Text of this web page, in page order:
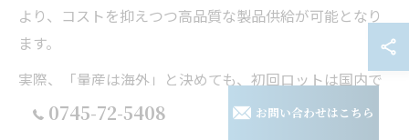
より、コストを抑えつつ高品質な製品供給が可能となり
ます。
実際、「量産は海外」と決めても、初回ロットは国内で
徹底検証し、基準をクリアした後に海外生産へ移行する
0745-72-5408 お問い合わせはこちら